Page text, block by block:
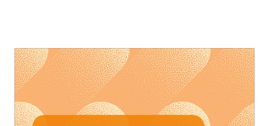
Language
Inhalte in Gebärdensprache (DGS)